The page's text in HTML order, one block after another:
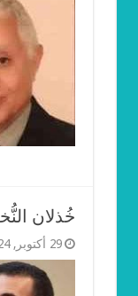
‏خُذلان
29 أكتوبر, 2024